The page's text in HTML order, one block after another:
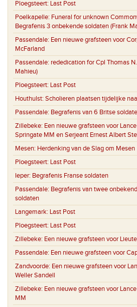
Ploegsteert: Last Post
Poelkapelle: Funeral for unknown
Begrafenis 3 onbekende soldaten (Frank
Passendale: Een nieuwe grafsteen voor
McFarland
Passendale: rededication for Cpl Thomas
Mahieu)
Ploegsteert: Last Post
Houthulst: Scholieren plaatsen tijdelijke
Passendale: Begrafenis van 6 Britse
Zillebeke: Een nieuwe grafsteen voor
Springate MM en Serjeant Ernest Albert
Mesen: Herdenking van de Slag om Mesen
Ploegsteert: Last Post
Ieper: Begrafenis Franse soldaten
Passendale: Begrafenis van twee
soldaten
Langemark: Last Post
Ploegsteert: Last Post
Zillebeke: Een nieuwe grafsteen voor
Passendale: Een nieuwe grafsteen voor
Zandvoorde: Een nieuwe grafsteen voor
Weller Sandell
Zillebeke: Een nieuwe grafsteen voor
MM